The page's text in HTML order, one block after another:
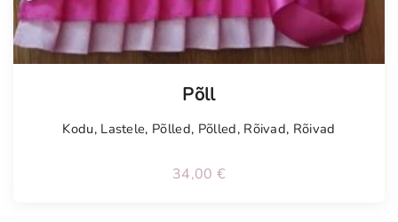
Põll
Kodu, Lastele, Põlled, Põlled, Rõivad, Rõivad
34,00 €